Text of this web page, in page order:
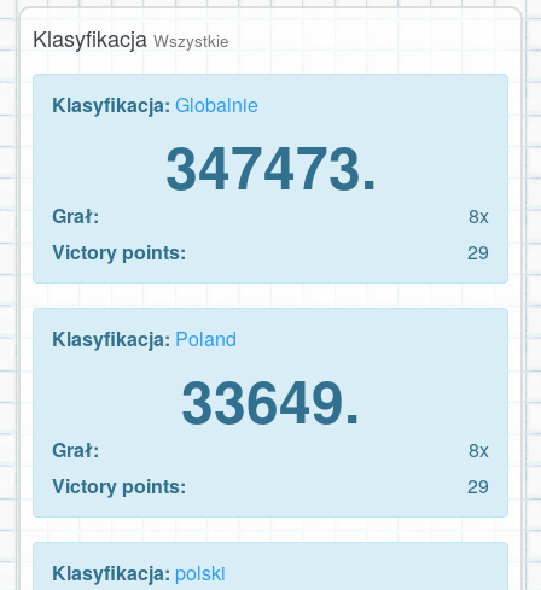
Klasyfikacja Wszystkie
Klasyfikacja: Globalnie
347473.
Grał:
8x
Victory points:
29
Klasyfikacja: Poland
33649.
Grał:
8x
Victory points:
29
Klasyfikacja: polski